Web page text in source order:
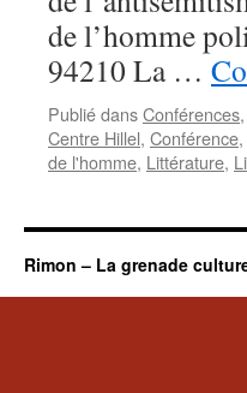
de l’homme
94210 La …
Publié dansConférences,
Centre Hillel, Conférence,
de l'homme, Littérature,
Rimon – La grenade